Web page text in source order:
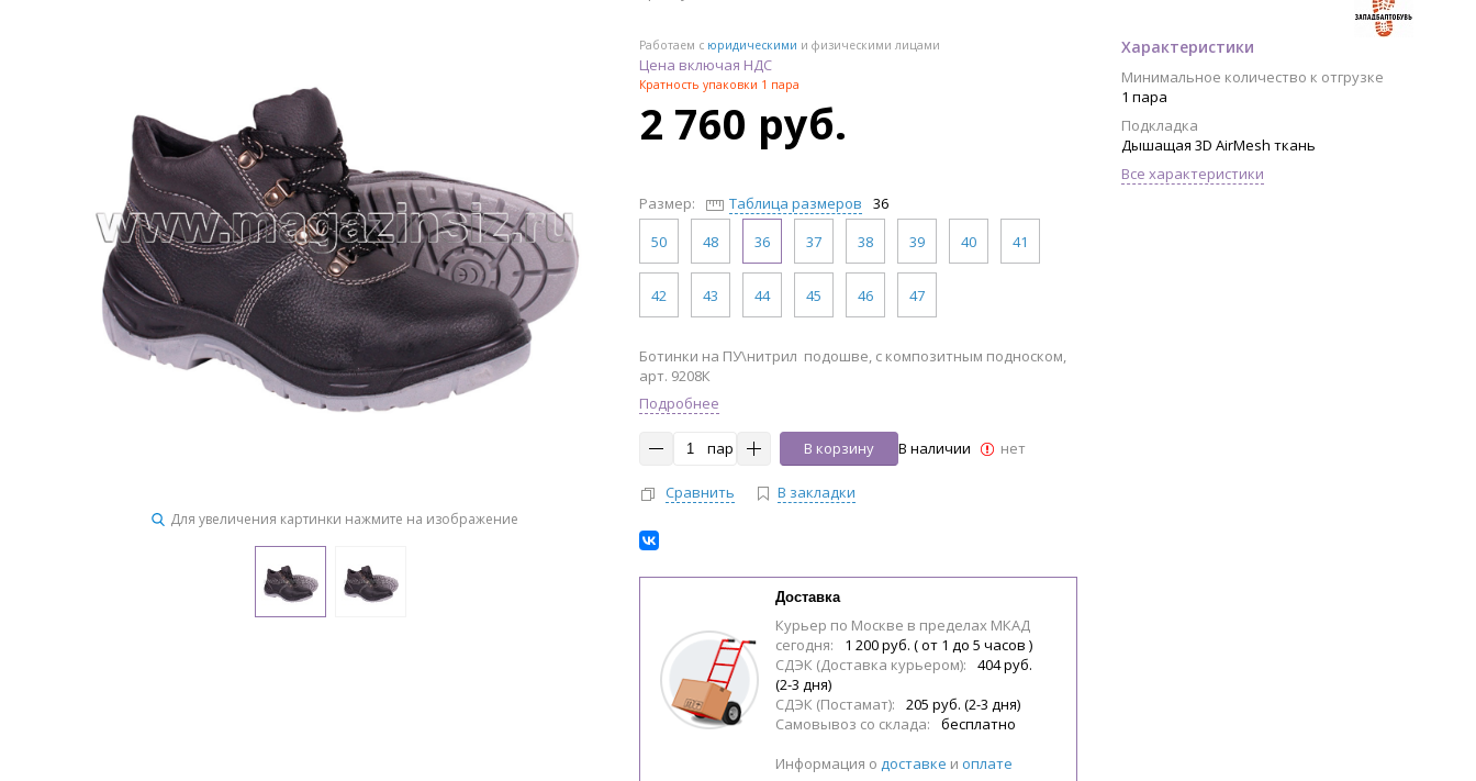
Для увеличения картинки нажмите на изображение
Работаем с юридическими и физическими лицами
Цена включая НДС
Кратность упаковки 1 пара
2 760 руб.
Размер: Таблица размеров
36
50
48 36 37 38 39 40 41
42 43 44 45 46 47
Характеристики
Минимальное количество к отгрузке
1 пара
Подкладка
Дышащая 3D AirMesh ткань
Все характеристики
Ботинки на ПУ\нитрил подошве, с композитным подноском,
арт. 9208К
Подробнее
пар В корзину В наличии нет
Сравнить В закладки
Доставка
Курьер по Москве в пределах МКАД
сегодня:
1 200 руб. ( от 1 до 5 часов )
СДЭК (Доставка курьером):
404 руб.
(2-3 дня)
СДЭК (Постамат):
205 руб. (2-3 дня)
Самовывоз со склада:
бесплатно
Информация о доставке и оплате